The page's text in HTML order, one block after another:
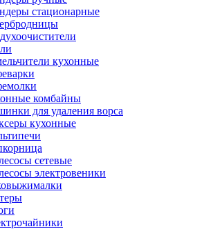
стационарные
кухонные
комбайны
для удаления ворса
кухонные
сетевые
электровеники